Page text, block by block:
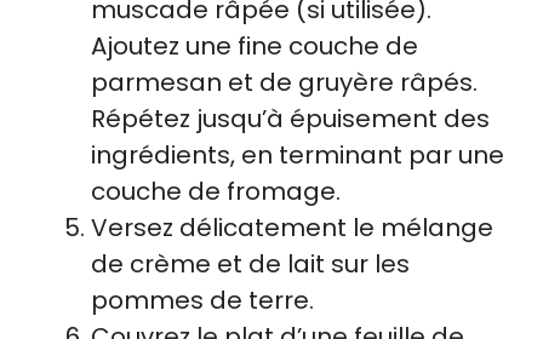
muscade râpée (si utilisée).
Ajoutez une fine couche de
parmesan et de gruyère râpés.
Répétez jusqu’à épuisement des
ingrédients, en terminant par une
couche de fromage.
Versez délicatement le mélange
de crème et de lait sur les
pommes de terre.